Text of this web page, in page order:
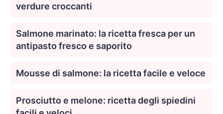
verdure croccanti
Salmone marinato: la ricetta fresca per un
antipasto fresco e saporito
Mousse di salmone: la ricetta facile e veloce
Prosciutto e melone: ricetta degli spiedini